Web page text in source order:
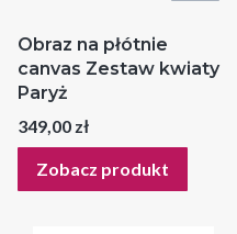
Obraz na płótnie
canvas Zestaw kwiaty
Paryż
Cena
349,00 zł
Zobacz produkt